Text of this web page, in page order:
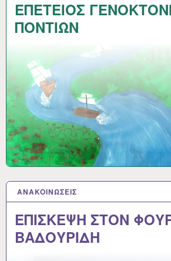
ΕΠΕΤΕΙΟΣ
ΠΟΝΤΙΩΝ
ΑΝΑΚΟΙΝΩΣΕΙΣ
ΕΠΙΣΚΕΨΗ ΣΤΟΝ
ΒΑΔΟΥΡΙΔΗ
27 ΜΆΙ 2026